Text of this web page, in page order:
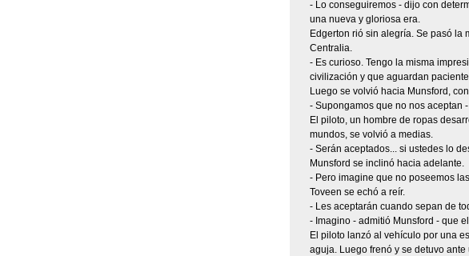
- Lo conseguiremos - dijo con
una nueva y gloriosa era.
Edgerton rió sin alegría. Se pasó la
Centralia.
- Es curioso. Tengo la misma
civilización y que aguardan
Luego se volvió hacia Munsford,
- Supongamos que no nos aceptan
El piloto, un hombre de ropas
mundos, se volvió a medias.
- Serán aceptados... si ustedes lo
Munsford se inclinó hacia adelante.
- Pero imagine que no poseemos
Toveen se echó a reír.
- Les aceptarán cuando sepan de
- Imagino - admitió Munsford - que
El piloto lanzó al vehículo por una
aguja. Luego frenó y se detuvo